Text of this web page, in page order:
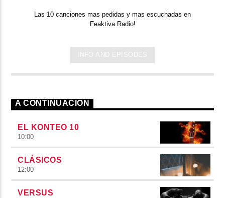
Las 10 canciones mas pedidas y mas escuchadas en
Feaktiva Radio!
INFO AND EPISODES
A CONTINUACIÓN
EL KONTEO 10
10:00
CLÁSICOS
12:00
VERSUS